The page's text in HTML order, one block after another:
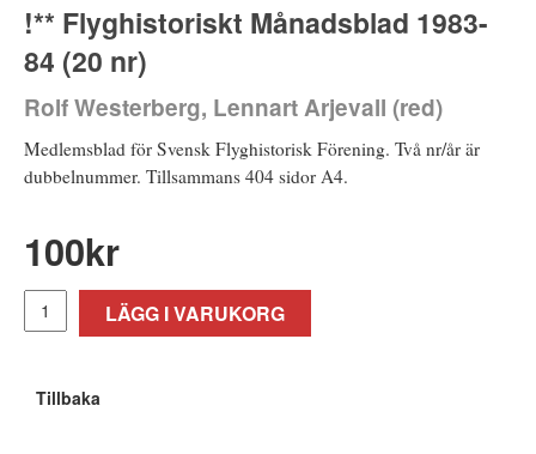
!** Flyghistoriskt Månadsblad 1983-
84 (20 nr)
Rolf Westerberg, Lennart Arjevall (red)
Medlemsblad för Svensk Flyghistorisk Förening. Två nr/år är
dubbelnummer. Tillsammans 404 sidor A4.
100kr
LÄGG I VARUKORG
Tillbaka